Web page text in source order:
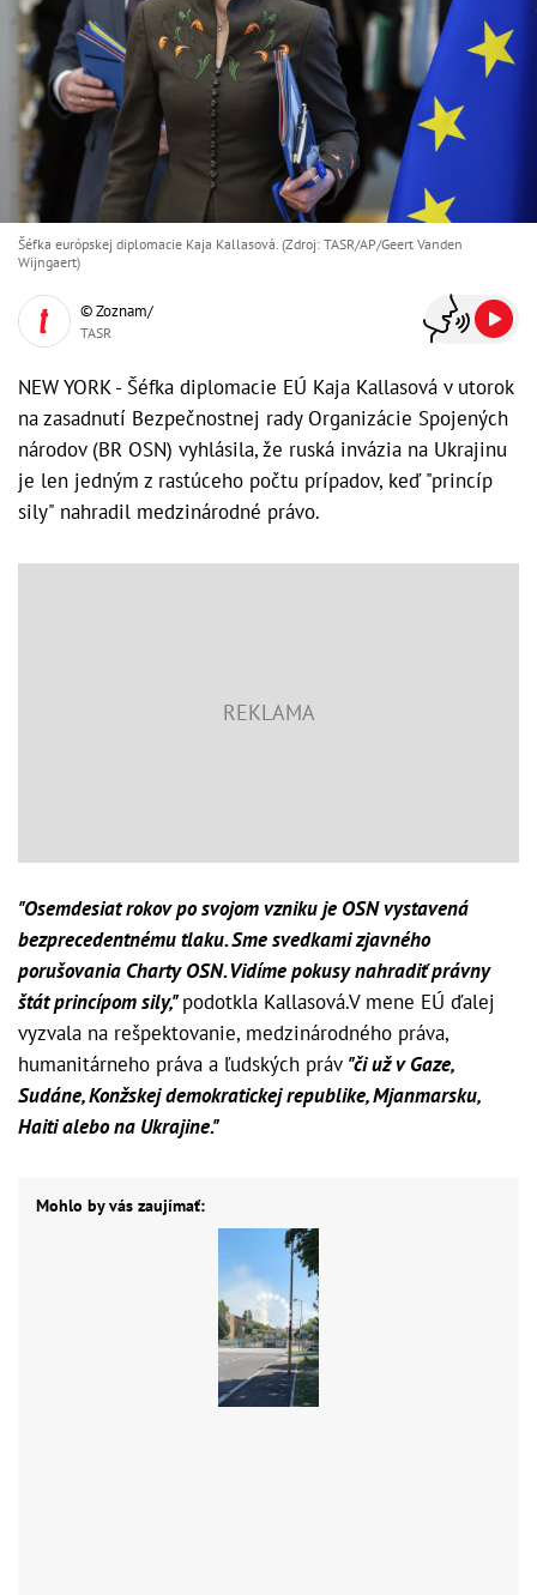
Šéfka európskej diplomacie Kaja Kallasová. (Zdroj: TASR/AP/Geert Vanden
Wijngaert)
© Zoznam/
TASR
NEW YORK - Šéfka diplomacie EÚ Kaja Kallasová v utorok
na zasadnutí Bezpečnostnej rady Organizácie Spojených
národov (BR OSN) vyhlásila, že ruská invázia na Ukrajinu
je len jedným z rastúceho počtu prípadov, keď "princíp
sily" nahradil medzinárodné právo.
"Osemdesiat rokov po svojom vzniku je OSN vystavená
bezprecedentnému tlaku. Sme svedkami zjavného
porušovania Charty OSN. Vidíme pokusy nahradiť právny
štát princípom sily,"podotkla Kallasová.V mene EÚ ďalej
vyzvala na rešpektovanie, medzinárodného práva,
humanitárneho práva a ľudských práv "či už v Gaze,
Sudáne, Konžskej demokratickej republike, Mjanmarsku,
Haiti alebo na Ukrajine."
Mohlo by vás zaujímať: